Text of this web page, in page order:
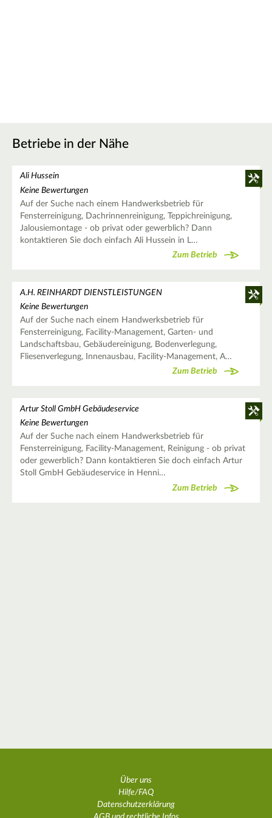
Betriebe in der Nähe
Ali Hussein
Keine Bewertungen
Auf der Suche nach einem Handwerksbetrieb für
Fensterreinigung, Dachrinnenreinigung, Teppichreinigung,
Jalousiemontage - ob privat oder gewerblich? Dann
kontaktieren Sie doch einfach Ali Hussein in L…
Zum Betrieb
A.H. REINHARDT DIENSTLEISTUNGEN
Keine Bewertungen
Auf der Suche nach einem Handwerksbetrieb für
Fensterreinigung, Facility-Management, Garten- und
Landschaftsbau, Gebäudereinigung, Bodenverlegung,
Fliesenverlegung, Innenausbau, Facility-Management, A…
Zum Betrieb
Artur Stoll GmbH Gebäudeservice
Keine Bewertungen
Auf der Suche nach einem Handwerksbetrieb für
Fensterreinigung, Facility-Management, Reinigung - ob privat
oder gewerblich? Dann kontaktieren Sie doch einfach Artur
Stoll GmbH Gebäudeservice in Henni…
Zum Betrieb
Über uns
Hilfe/FAQ
Datenschutzerklärung